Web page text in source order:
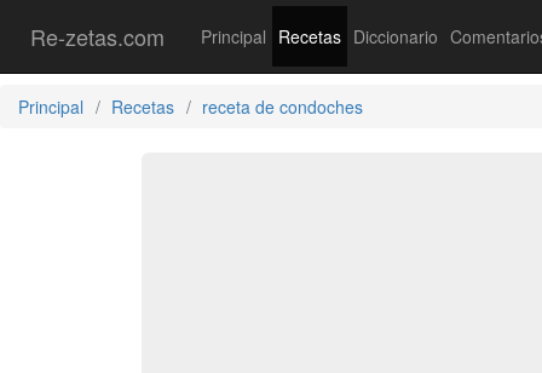
Re-zetas.com Principal Recetas Diccionario
Principal Recetas receta de condoches